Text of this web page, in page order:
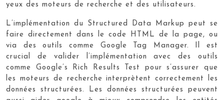
yeux des moteurs de recherche et des utilisateurs.
L’implémentation du Structured Data Markup peut se
faire directement dans le code HTML de la page, ou
via des outils comme Google Tag Manager. Il est
crucial de valider l’implémentation avec des outils
comme Google’s Rich Results Test pour s’assurer que
les moteurs de recherche interprètent correctement les
données structurées. Les données structurées peuvent